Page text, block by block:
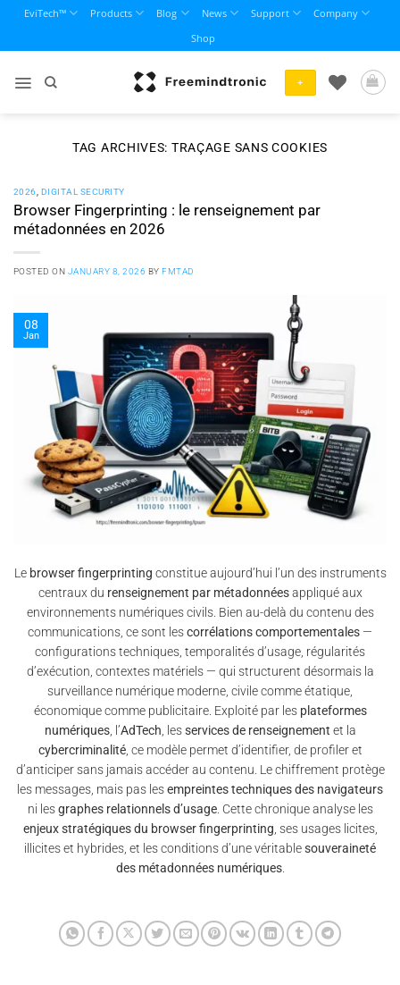
content
EviTech™ Products Blog News Support
Company
Shop
+
TAG ARCHIVES: TRAÇAGE SANS COOKIES
2026 DIGITAL SECURITY
Browser Fingerprinting : le renseignement par
métadonnées en 2026
POSTED ON JANUARY 8, 2026 BYFMTAD
08
Jan
Le browser fingerprinting constitue aujourd’hui l’un des instruments
centraux du renseignement par métadonnéesappliqué aux
environnements numériques civils. Bien au-delà du contenu des
communications, ce sont lescorrélations comportementales —
configurations techniques, temporalités d’usage, régularités
d’exécution, contextes matériels — qui structurent désormais la
surveillance numérique moderne, civile comme étatique,
économique comme publicitaire. Exploité par les plateformes
numériques, l’AdTech , lesservices de renseignement et la
cybercriminalité, ce modèle permet d’identifier, de profiler et
d’anticiper sans jamais accéder au contenu. Le chiffrement protège
les messages, mais pas lesempreintes techniques des navigateurs
ni lesgraphes relationnels d’usage. Cette chronique analyse les
enjeux stratégiques du browser fingerprinting , ses usages licites,
illicites et hybrides, et les conditions d’une véritablesouveraineté
des métadonnées numériques.